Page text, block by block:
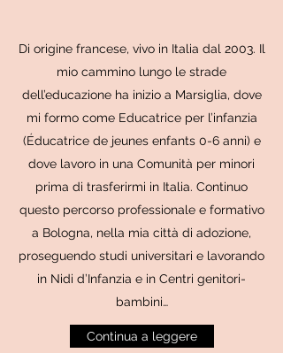
Di origine francese, vivo in Italia dal 2003. Il
mio cammino lungo le strade
dell’educazione ha inizio a Marsiglia, dove
mi formo come Educatrice per l’infanzia
(Éducatrice de jeunes enfants 0-6 anni) e
dove lavoro in una Comunità per minori
prima di trasferirmi in Italia. Continuo
questo percorso professionale e formativo
a Bologna, nella mia città di adozione,
proseguendo studi universitari e lavorando
in Nidi d’Infanzia e in Centri genitori-
bambini…
Continua a leggere